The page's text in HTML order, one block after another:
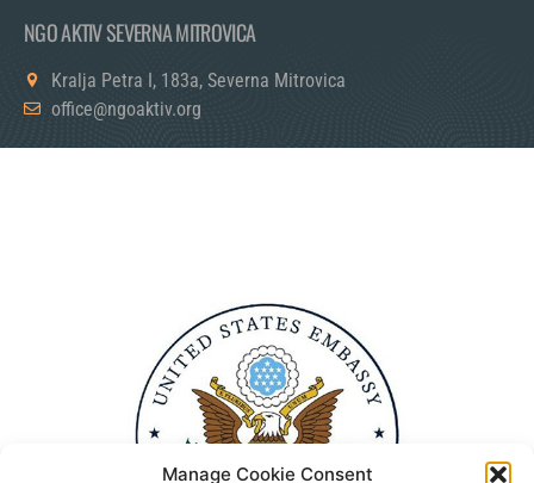
Manage Cookie Consent
NGO AKTIV SEVERNA MITROVICA
Kralja Petra I, 183a, Severna Mitrovica
office@ngoaktiv.org